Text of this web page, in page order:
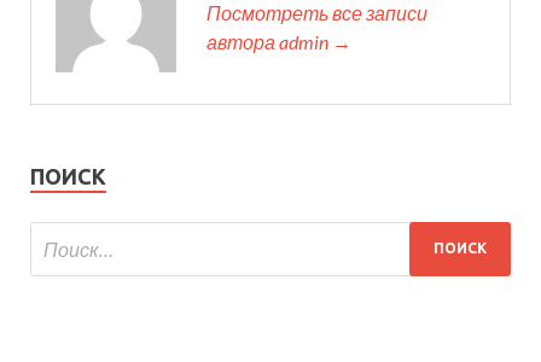
Посмотреть все записи
автора admin →
ПОИСК